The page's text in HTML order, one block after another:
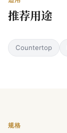
推荐用途
Countertop
规格